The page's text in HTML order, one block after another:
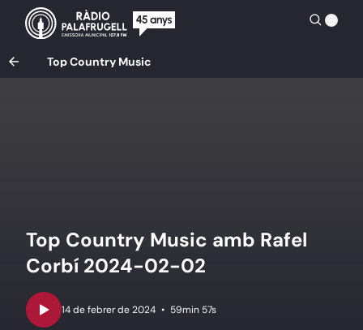
Top Country Music
Top Country Music amb Rafel
Corbí 2024-02-02
• 59min 57s